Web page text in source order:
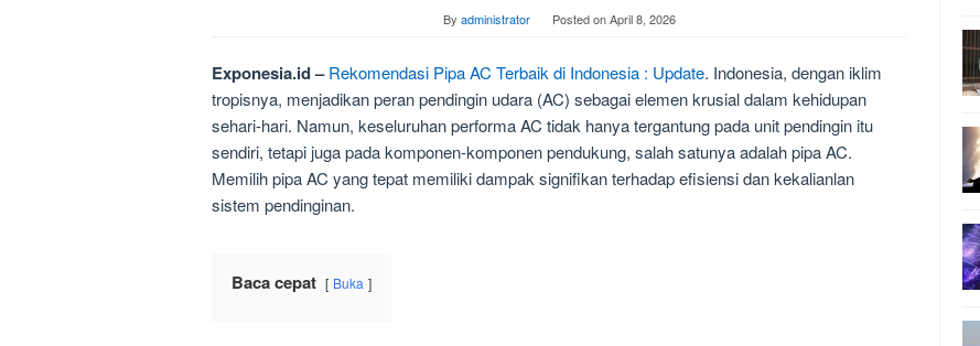
By administrator Posted onApril 8, 2026
Exponesia.id – Rekomendasi Pipa AC Terbaik di Indonesia : Update. Indonesia, dengan iklim
tropisnya, menjadikan peran pendingin udara (AC) sebagai elemen krusial dalam kehidupan
sehari-hari. Namun, keseluruhan performa AC tidak hanya tergantung pada unit pendingin itu
sendiri, tetapi juga pada komponen-komponen pendukung, salah satunya adalah pipa AC.
Memilih pipa AC yang tepat memiliki dampak signifikan terhadap efisiensi dan kekalianlan
sistem pendinginan.
Baca cepat Buka